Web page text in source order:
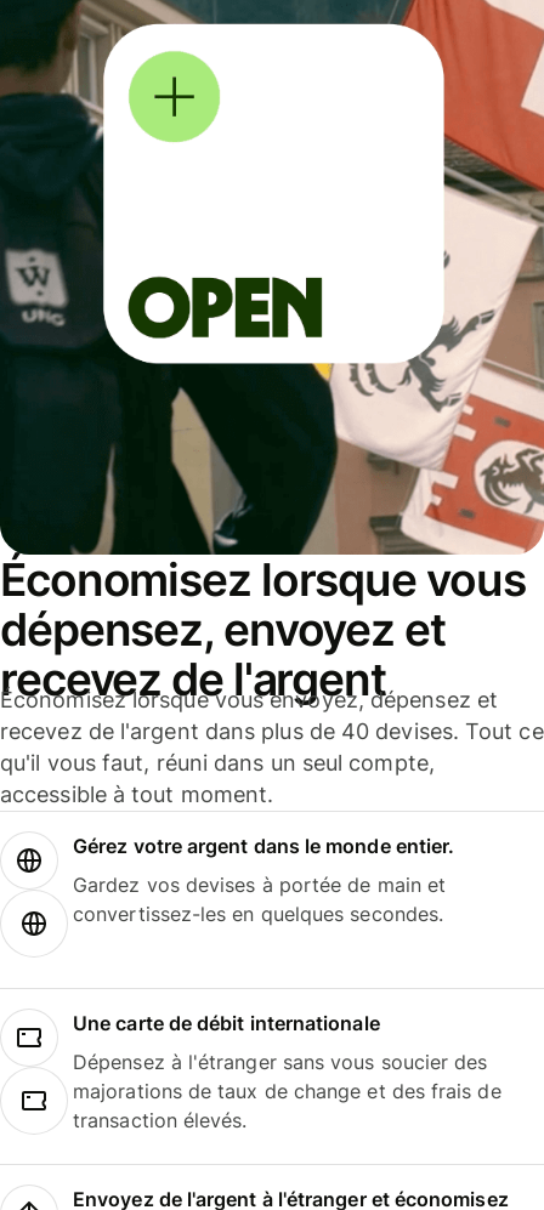
Économisez lorsque vous
dépensez, envoyez et
recevez de l'argent
Économisez lorsque vous envoyez, dépensez et
recevez de l'argent dans plus de 40 devises. Tout ce
qu'il vous faut, réuni dans un seul compte,
accessible à tout moment.
Gérez votre argent dans le monde entier.
Gardez vos devises à portée de main et
convertissez-les en quelques secondes.
Une carte de débit internationale
Dépensez à l'étranger sans vous soucier des
majorations de taux de change et des frais de
transaction élevés.
Envoyez de l'argent à l'étranger et économisez